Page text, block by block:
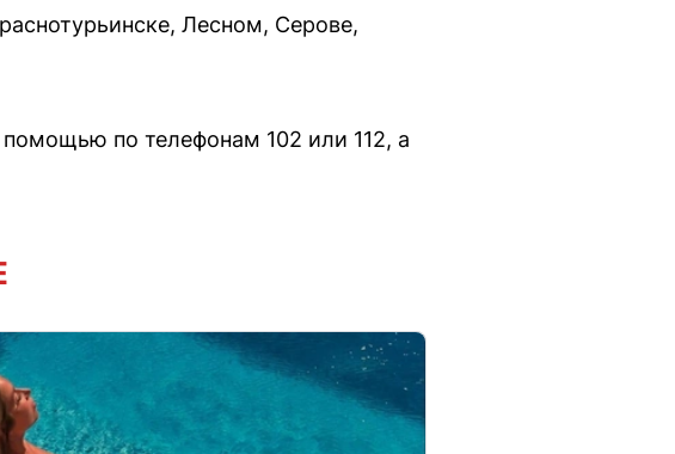
Лесном, Серове,
по телефонам 102 или 112, а